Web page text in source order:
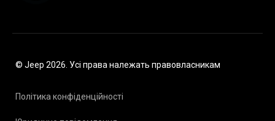
© Jeep 2026. Усі права належать правовласникам
Політика конфіденційності